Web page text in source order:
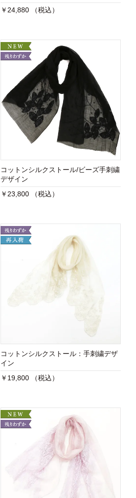
￥24,880 （税込）
コットンシルクストール/ビーズ手刺繍
デザイン
￥23,800 （税込）
コットンシルクストール：手刺繍デザ
イン
￥19,800 （税込）